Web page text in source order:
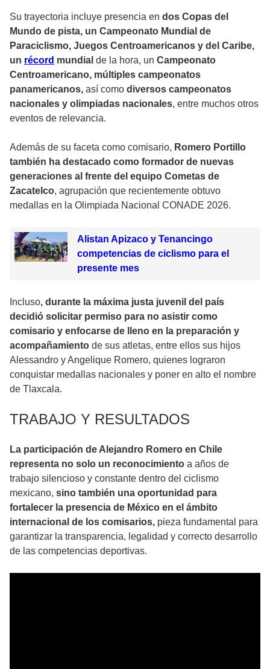
Su trayectoria incluye presencia en dos Copas del
Mundo de pista, un Campeonato Mundial de
Paraciclismo, Juegos Centroamericanos y del Caribe,
un récord mundial de la hora, un Campeonato
Centroamericano, múltiples campeonatos
panamericanos, así como diversos campeonatos
nacionales y olimpiadas nacionales, entre muchos otros
eventos de relevancia.
Además de su faceta como comisario, Romero Portillo
también ha destacado como formador de nuevas
generaciones al frente del equipo Cometas de
Zacatelco, agrupación que recientemente obtuvo
medallas en la Olimpiada Nacional CONADE 2026.
Alistan Apizaco y Tenancingo
competencias de ciclismo para el
presente mes
Incluso, durante la máxima justa juvenil del país
decidió solicitar permiso para no asistir como
comisario y enfocarse de lleno en la preparación y
acompañamiento de sus atletas, entre ellos sus hijos
Alessandro y Angelique Romero, quienes lograron
conquistar medallas nacionales y poner en alto el nombre
de Tlaxcala.
TRABAJO Y RESULTADOS
La participación de Alejandro Romero en Chile
representa no solo un reconocimiento a años de
trabajo silencioso y constante dentro del ciclismo
mexicano, sino también una oportunidad para
fortalecer la presencia de México en el ámbito
internacional de los comisarios, pieza fundamental para
garantizar la transparencia, legalidad y correcto desarrollo
de las competencias deportivas.